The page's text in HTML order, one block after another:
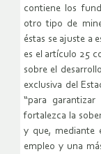
contiene los
otro tipo de
éstas se ajuste a
es el artículo 25
sobre el
exclusiva del
“para
fortalezca la
y que, mediante
empleo y una